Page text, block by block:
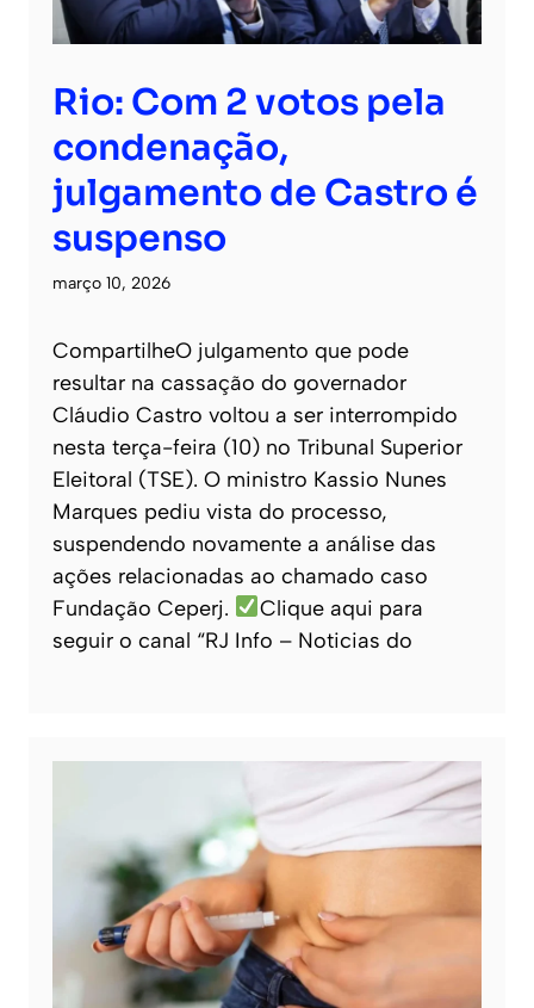
Rio: Com 2 votos pela
condenação,
julgamento de Castro é
suspenso
março 10, 2026
CompartilheO julgamento que pode
resultar na cassação do governador
Cláudio Castro voltou a ser interrompido
nesta terça-feira (10) no Tribunal Superior
Eleitoral (TSE). O ministro Kassio Nunes
Marques pediu vista do processo,
suspendendo novamente a análise das
ações relacionadas ao chamado caso
Fundação Ceperj.
Clique aqui para
seguir o canal “RJ Info – Noticias do